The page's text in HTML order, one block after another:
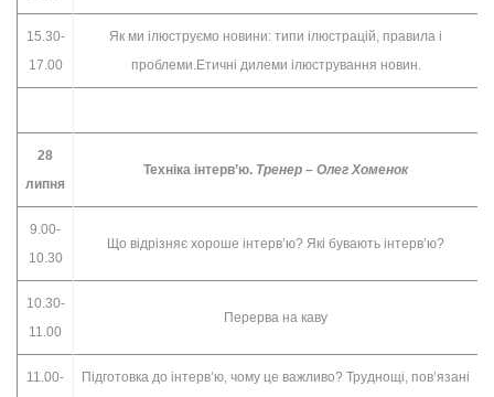
15.30-
17.00
Як ми ілюструємо новини: типи ілюстрацій, правила і
проблеми.Етичні дилеми ілюстрування новин.
28
липня
Техніка інтерв’ю. Тренер – Олег Хоменок
9.00-
10.30
Що відрізняє хороше інтерв’ю? Які бувають інтерв’ю?
10.30-
11.00
Перерва на каву
11.00-
Підготовка до інтерв’ю, чому це важливо? Труднощі, пов’язані